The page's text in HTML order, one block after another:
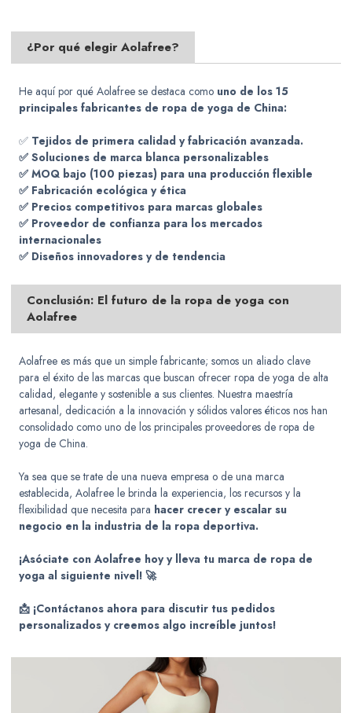
¿Por qué elegir Aolafree?
He aquí por qué Aolafree se destaca como uno de los 15
principales fabricantes de ropa de yoga de China:
✅ Tejidos de primera calidad y fabricación avanzada.
✅ Soluciones de marca blanca personalizables
✅ MOQ bajo (100 piezas) para una producción flexible
✅ Fabricación ecológica y ética
✅ Precios competitivos para marcas globales
✅ Proveedor de confianza para los mercados
internacionales
✅ Diseños innovadores y de tendencia
Conclusión: El futuro de la ropa de yoga con
Aolafree
Aolafree es más que un simple fabricante; somos un aliado clave
para el éxito de las marcas que buscan ofrecer ropa de yoga de alta
calidad, elegante y sostenible a sus clientes. Nuestra maestría
artesanal, dedicación a la innovación y sólidos valores éticos nos han
consolidado como uno de los principales proveedores de ropa de
yoga de China.
Ya sea que se trate de una nueva empresa o de una marca
establecida, Aolafree le brinda la experiencia, los recursos y la
flexibilidad que necesita para hacer crecer y escalar su
negocio en la industria de la ropa deportiva.
¡Asóciate con Aolafree hoy y lleva tu marca de ropa de
yoga al siguiente nivel! 🚀
📩 ¡Contáctanos ahora para discutir tus pedidos
personalizados y creemos algo increíble juntos!